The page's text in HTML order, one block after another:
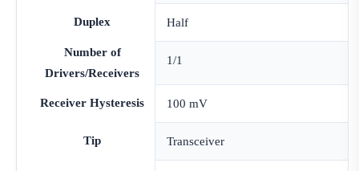
Duplex Half
Number of
Drivers/Receivers
1/1
Receiver Hysteresis 100 mV
Tip Transceiver